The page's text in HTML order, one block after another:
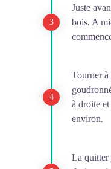
Juste
bois. A
Tourner
à droite
environ.
La quitter